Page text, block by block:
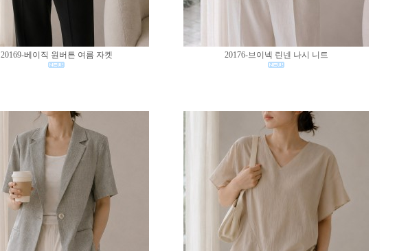
20169-베이직 원버튼 여름 자켓 20176-브이넥 린넨 나시 니트